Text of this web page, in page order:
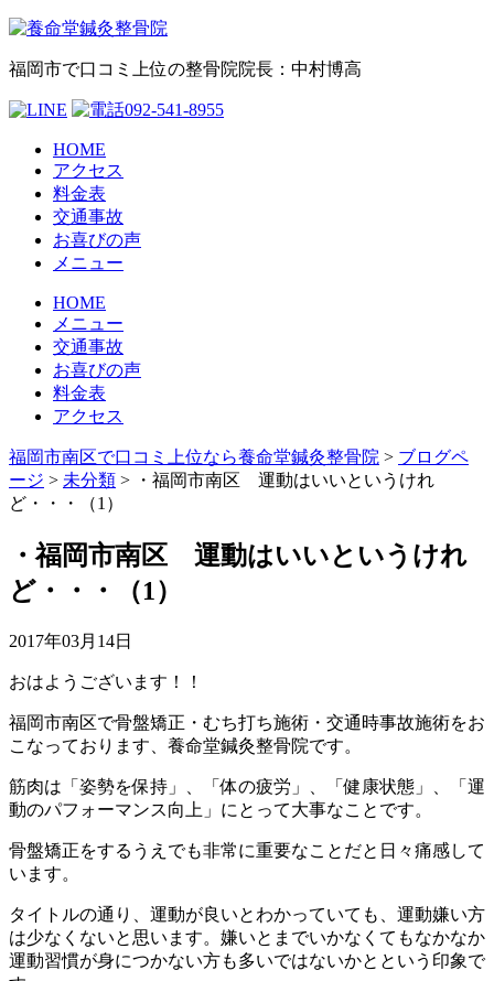
福岡市で口コミ上位の整骨院院長：中村博高
HOME
アクセス
料金表
交通事故
お喜びの声
メニュー
HOME
メニュー
交通事故
お喜びの声
料金表
アクセス
福岡市南区で口コミ上位なら養命堂鍼灸整骨院 > ブログペ
ージ > 未分類 >
・福岡市南区 運動はいいというけれ
ど・・・（1）
・福岡市南区 運動はいいというけれ
ど・・・（1）
2017年03月14日
おはようございます！！
福岡市南区で骨盤矯正・むち打ち施術・交通時事故施術をお
こなっております、養命堂鍼灸整骨院です。
筋肉は「姿勢を保持」、「体の疲労」、「健康状態」、「運
動のパフォーマンス向上」にとって大事なことです。
骨盤矯正をするうえでも非常に重要なことだと日々痛感して
います。
タイトルの通り、運動が良いとわかっていても、運動嫌い方
は少なくないと思います。嫌いとまでいかなくてもなかなか
運動習慣が身につかない方も多いではないかとという印象で